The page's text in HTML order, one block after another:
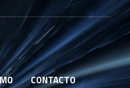
CONTACTO